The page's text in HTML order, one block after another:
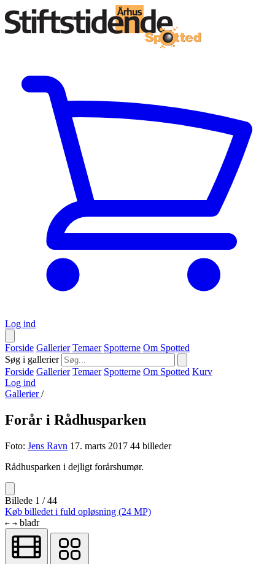
Log ind
Forside Gallerier Temaer Spotterne Om Spotted
Søg i gallerier
Forside Gallerier Temaer Spotterne Om Spotted Kurv
Log ind
Gallerier/
Forår i Rådhusparken
Foto: Jens Ravn 17. marts 2017 44 billeder
Rådhusparken i dejligt forårshumør.
Billede 1 / 44
Køb billedet i fuld opløsning (24 MP)
← → bladr